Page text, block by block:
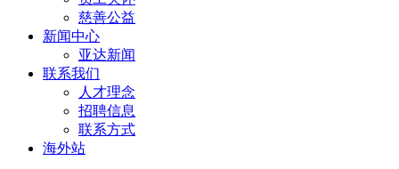
慈善公益
新闻中心
亚达新闻
联系我们
人才理念
招聘信息
联系方式
海外站